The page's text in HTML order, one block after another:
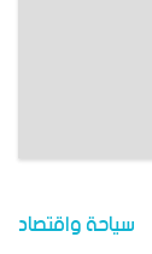
سياحة واقتصاد